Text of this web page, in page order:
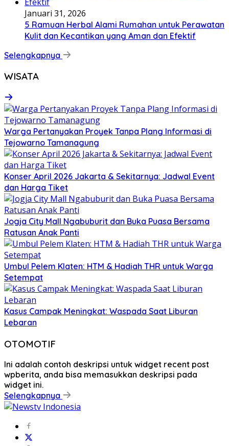
Januari 31, 2026
5 Ramuan Herbal Alami Rumahan untuk Perawatan
Kulit dan Kecantikan yang Aman dan Efektif
Selengkapnya
WISATA
Warga Pertanyakan Proyek Tanpa Plang Informasi di
Tejowarno Tamanagung
Konser April 2026 Jakarta & Sekitarnya: Jadwal Event
dan Harga Tiket
Jogja City Mall Ngabuburit dan Buka Puasa Bersama
Ratusan Anak Panti
Umbul Pelem Klaten: HTM & Hadiah THR untuk Warga
Setempat
Kasus Campak Meningkat: Waspada Saat Liburan
Lebaran
OTOMOTIF
Ini adalah contoh deskripsi untuk widget recent post
wpberita, anda bisa memasukkan deskripsi pada
widget ini.
Selengkapnya